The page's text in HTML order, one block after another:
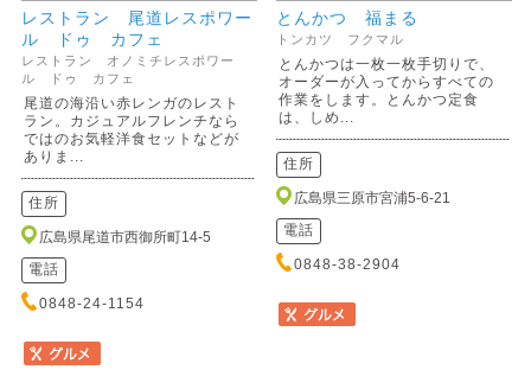
レストラン 尾道レスポワー
ル ドゥ カフェ
レストラン オノミチレスポワー
ル ドゥ カフェ
尾道の海沿い赤レンガのレスト
ラン。カジュアルフレンチなら
ではのお気軽洋食セットなどが
ありま...
住所
広島県尾道市西御所町14-5
電話
0848-24-1154
とんかつ 福まる
トンカツ フクマル
とんかつは一枚一枚手切りで、
オーダーが入ってからすべての
作業をします。とんかつ定食
は、しめ...
住所
広島県三原市宮浦5-6-21
電話
0848-38-2904